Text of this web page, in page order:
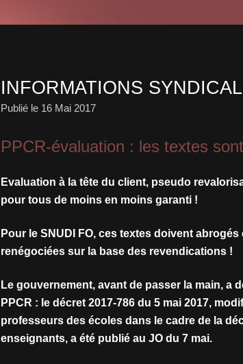
INFORMATIONS
Publié le 16 Mai 2017
PPCR-évaluation : les textes
Evaluation à la tête du client, pseudo
pour tous de moins en moins garanti !
Pour le SNUDI FO, ces textes doivent
renégociées sur la base des revendications !
Le gouvernement, avant de passer la main, a
PPCR : le décret 2017-786 du 5 mai 2017,
professeurs des écoles dans le cadre de la
enseignants, a été publié au JO du 7 mai.